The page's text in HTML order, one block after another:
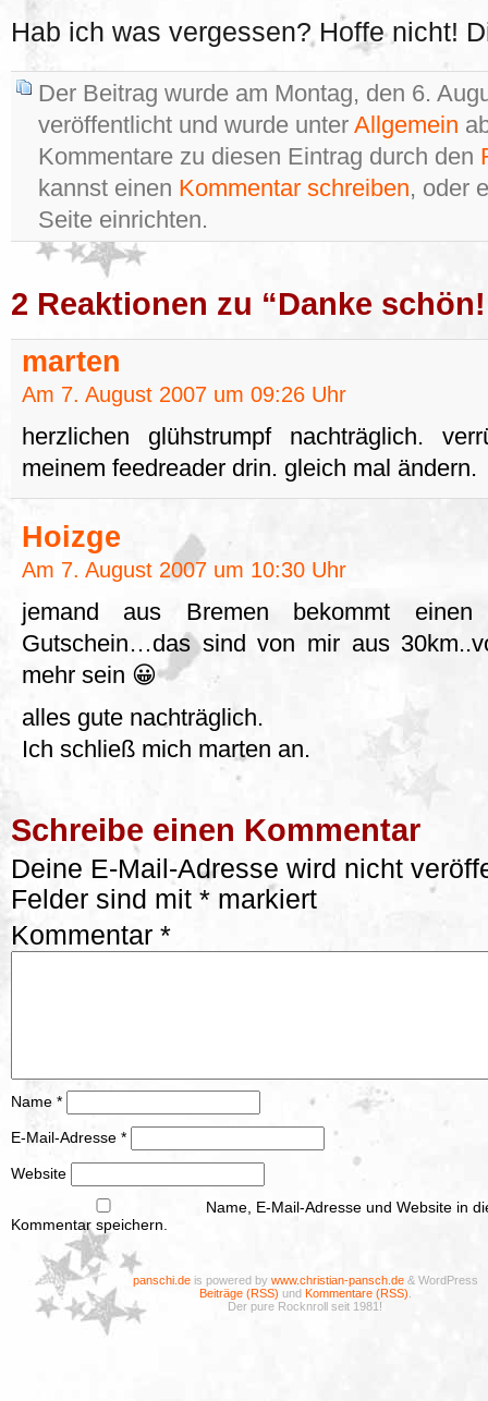
Hab ich was vergessen? Hoffe nicht!
Der Beitrag wurde am Montag, den 6.
veröffentlicht und wurde unter Allgemein
Kommentare zu diesen Eintrag durch den
kannst einen Kommentar schreiben, oder
Seite einrichten.
2 Reaktionen zu “Danke
marten
Am 7. August 2007 um 09:26 Uhr
herzlichen glühstrumpf nachträglich.
meinem feedreader drin. gleich mal ändern.
Hoizge
Am 7. August 2007 um 10:30 Uhr
jemand aus Bremen bekommt einen
Gutschein…das sind von mir aus
mehr sein 😀
alles gute nachträglich.
Ich schließ mich marten an.
Schreibe einen Kommentar
Deine E-Mail-Adresse wird nicht
Felder sind mit * markiert
Kommentar *
Name *
E-Mail-Adresse *
Website
Name, E-Mail-Adresse und Website in
Kommentar speichern.
panschi.deis powered by www.christian-pansch.de& WordPress
Beiträge (RSS) und Kommentare (RSS)
Der pure Rocknroll seit 1981!